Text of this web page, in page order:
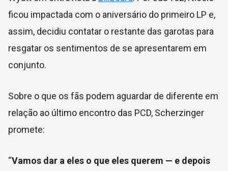
ficou impactada com o aniversário do primeiro LP e,
assim, decidiu contatar o restante das garotas para
resgatar os sentimentos de se apresentarem em
conjunto.
Sobre o que os fãs podem aguardar de diferente em
relação ao último encontro das PCD, Scherzinger
promete:
“Vamos dar a eles o que eles querem — e depois